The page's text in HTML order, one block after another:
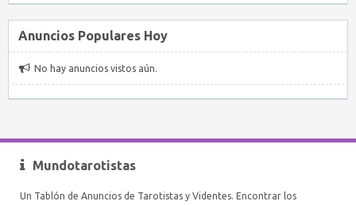
Anuncios Populares Hoy
No hay anuncios vistos aún.
Mundotarotistas
Un Tablón de Anuncios de Tarotistas y Videntes. Encontrar los